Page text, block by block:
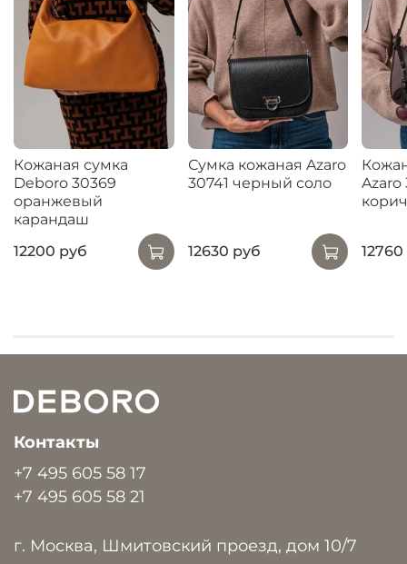
Кожаная сумка
Deboro 30369
оранжевый
карандаш
12200 руб
Сумка кожаная Azaro
30741 черный соло
12630 руб
Azaro
Контакты
+7 495 605 58 17
+7 495 605 58 21
г. Москва, Шмитовский проезд, дом 10/7